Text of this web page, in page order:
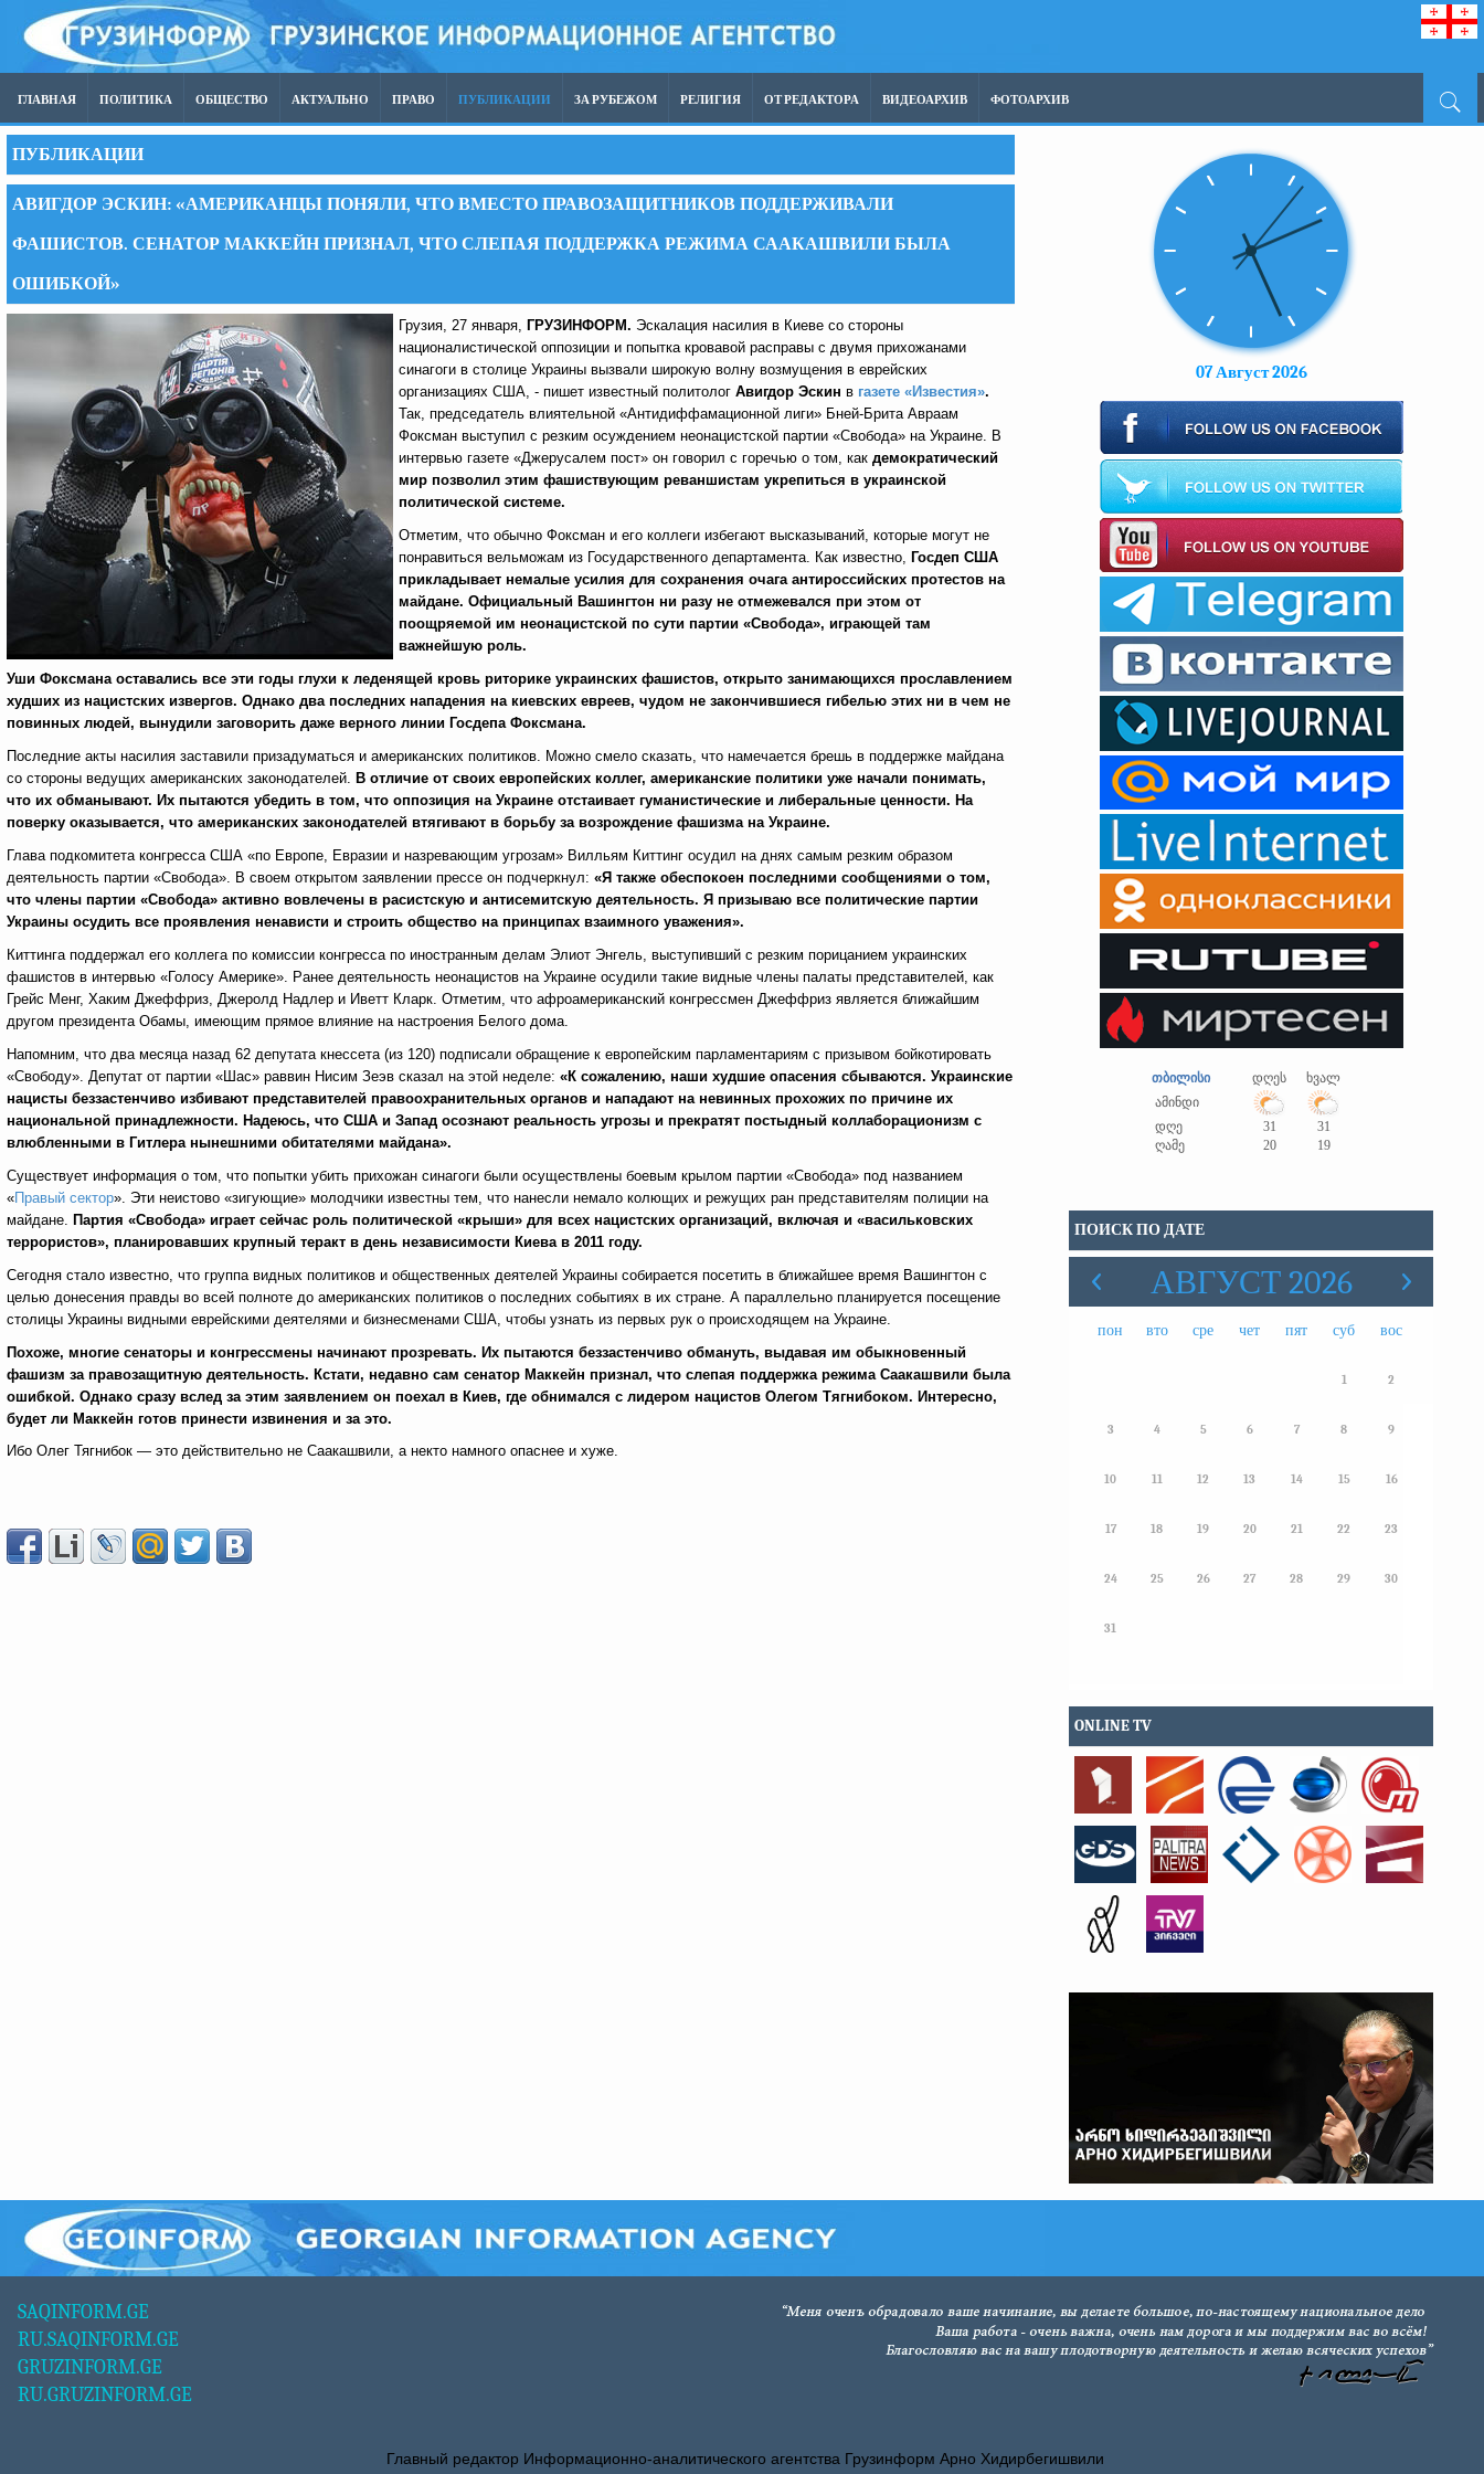
ГЛАВНАЯ ПОЛИТИКА ОБЩЕСТВО АКТУАЛЬНО ПРАВО ПУБЛИКАЦИИ ЗА РУБЕЖОМ РЕЛИГИЯ ОТ РЕДАКТОРА ВИДЕОАРХИВ ФОТОАРХИВ
ПУБЛИКАЦИИ
АВИГДОР ЭСКИН: «АМЕРИКАНЦЫ ПОНЯЛИ, ЧТО ВМЕСТО ПРАВОЗАЩИТНИКОВ ПОДДЕРЖИВАЛИ
ФАШИСТОВ. СЕНАТОР МАККЕЙН ПРИЗНАЛ, ЧТО СЛЕПАЯ ПОДДЕРЖКА РЕЖИМА СААКАШВИЛИ БЫЛА
ОШИБКОЙ»
Грузия, 27 января, ГРУЗИНФОРМ. Эскалация насилия в Киеве со стороны
националистической оппозиции и попытка кровавой расправы с двумя прихожанами
синагоги в столице Украины вызвали широкую волну возмущения в еврейских
организациях США, - пишет известный политолог Авигдор Эскин в газете «Известия».
Так, председатель влиятельной «Антидиффамационной лиги» Бней-Брита Авраам
Фоксман выступил с резким осуждением неонацистской партии «Свобода» на Украине. В
интервью газете «Джерусалем пост» он говорил с горечью о том, как демократический
мир позволил этим фашиствующим реваншистам укрепиться в украинской
политической системе.
Отметим, что обычно Фоксман и его коллеги избегают высказываний, которые могут не
понравиться вельможам из Государственного департамента. Как известно, Госдеп США
прикладывает немалые усилия для сохранения очага антироссийских протестов на
майдане. Официальный Вашингтон ни разу не отмежевался при этом от
поощряемой им неонацистской по сути партии «Свобода», играющей там
важнейшую роль.
Уши Фоксмана оставались все эти годы глухи к леденящей кровь риторике украинских фашистов, открыто занимающихся прославлением
худших из нацистских извергов. Однако два последних нападения на киевских евреев, чудом не закончившиеся гибелью этих ни в чем не
повинных людей, вынудили заговорить даже верного линии Госдепа Фоксмана.
Последние акты насилия заставили призадуматься и американских политиков. Можно смело сказать, что намечается брешь в поддержке майдана
со стороны ведущих американских законодателей. В отличие от своих европейских коллег, американские политики уже начали понимать,
что их обманывают. Их пытаются убедить в том, что оппозиция на Украине отстаивает гуманистические и либеральные ценности. На
поверку оказывается, что американских законодателей втягивают в борьбу за возрождение фашизма на Украине.
Глава подкомитета конгресса США «по Европе, Евразии и назревающим угрозам» Вилльям Киттинг осудил на днях самым резким образом
деятельность партии «Свобода». В своем открытом заявлении прессе он подчеркнул: «Я также обеспокоен последними сообщениями о том,
что члены партии «Свобода» активно вовлечены в расистскую и антисемитскую деятельность. Я призываю все политические партии
Украины осудить все проявления ненависти и строить общество на принципах взаимного уважения».
Киттинга поддержал его коллега по комиссии конгресса по иностранным делам Элиот Энгель, выступивший с резким порицанием украинских
фашистов в интервью «Голосу Америке». Ранее деятельность неонацистов на Украине осудили такие видные члены палаты представителей, как
Грейс Менг, Хаким Джеффриз, Джеролд Надлер и Иветт Кларк. Отметим, что афроамериканский конгрессмен Джеффриз является ближайшим
другом президента Обамы, имеющим прямое влияние на настроения Белого дома.
Напомним, что два месяца назад 62 депутата кнессета (из 120) подписали обращение к европейским парламентариям с призывом бойкотировать
«Свободу». Депутат от партии «Шас» раввин Нисим Зеэв сказал на этой неделе: «К сожалению, наши худшие опасения сбываются. Украинские
нацисты беззастенчиво избивают представителей правоохранительных органов и нападают на невинных прохожих по причине их
национальной принадлежности. Надеюсь, что США и Запад осознают реальность угрозы и прекратят постыдный коллаборационизм с
влюбленными в Гитлера нынешними обитателями майдана».
Существует информация о том, что попытки убить прихожан синагоги были осуществлены боевым крылом партии «Свобода» под названием
«Правый сектор». Эти неистово «зигующие» молодчики известны тем, что нанесли немало колющих и режущих ран представителям полиции на
майдане. Партия «Свобода» играет сейчас роль политической «крыши» для всех нацистских организаций, включая и «васильковских
террористов», планировавших крупный теракт в день независимости Киева в 2011 году.
Сегодня стало известно, что группа видных политиков и общественных деятелей Украины собирается посетить в ближайшее время Вашингтон с
целью донесения правды во всей полноте до американских политиков о последних событиях в их стране. А параллельно планируется посещение
столицы Украины видными еврейскими деятелями и бизнесменами США, чтобы узнать из первых рук о происходящем на Украине.
Похоже, многие сенаторы и конгрессмены начинают прозревать. Их пытаются беззастенчиво обмануть, выдавая им обыкновенный
фашизм за правозащитную деятельность. Кстати, недавно сам сенатор Маккейн признал, что слепая поддержка режима Саакашвили была
ошибкой. Однако сразу вслед за этим заявлением он поехал в Киев, где обнимался с лидером нацистов Олегом Тягнибоком. Интересно,
будет ли Маккейн готов принести извинения и за это.
Ибо Олег Тягнибок — это действительно не Саакашвили, а некто намного опаснее и хуже.
07 Август 2026
თბილისი დღეს
ხვალ
ამინდი
დღე
31
31
ღამე
20 19
ПОИСК ПО ДАТЕ
АВГУСТ 2026
пон вто сре чет пят суб вос
1 2
3 4 5 6 7 8 9
10 11 12 13 14 15 16
17 18 19 20 21 22 23
24 25 26 27 28 29 30
31
ONLINE TV
SAQINFORM.GE
RU.SAQINFORM.GE
GRUZINFORM.GE
RU.GRUZINFORM.GE
Главный редактор Информационно-аналитического агентства Грузинформ Арно Хидирбегишвили